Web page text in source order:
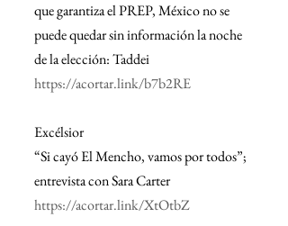
que garantiza el PREP, México no se
puede quedar sin información la noche
de la elección: Taddei
https://acortar.link/b7b2RE
Excélsior
“Si cayó El Mencho, vamos por todos”;
entrevista con Sara Carter
https://acortar.link/XtOtbZ